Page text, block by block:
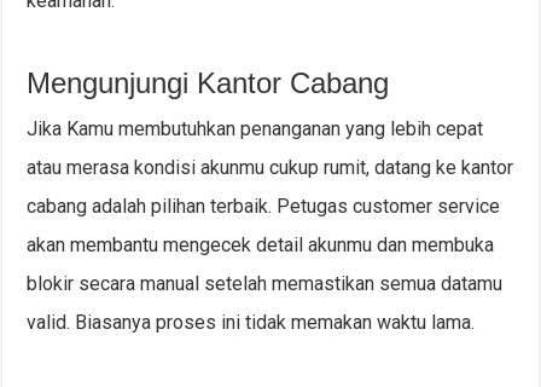
Mengunjungi Kantor Cabang
Jika Kamu membutuhkan penanganan yang lebih cepat
atau merasa kondisi akunmu cukup rumit, datang ke kantor
cabang adalah pilihan terbaik. Petugas customer service
akan membantu mengecek detail akunmu dan membuka
blokir secara manual setelah memastikan semua datamu
valid. Biasanya proses ini tidak memakan waktu lama.